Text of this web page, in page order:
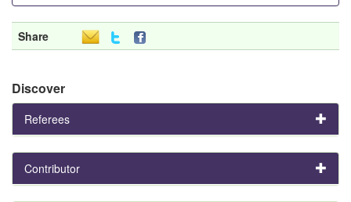
Share
Discover
Referees
Contributor